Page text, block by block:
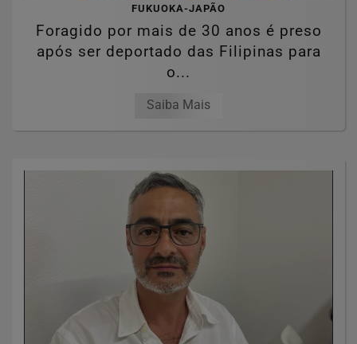
FUKUOKA-JAPÃO
Foragido por mais de 30 anos é preso
após ser deportado das Filipinas para
o...
Saiba Mais